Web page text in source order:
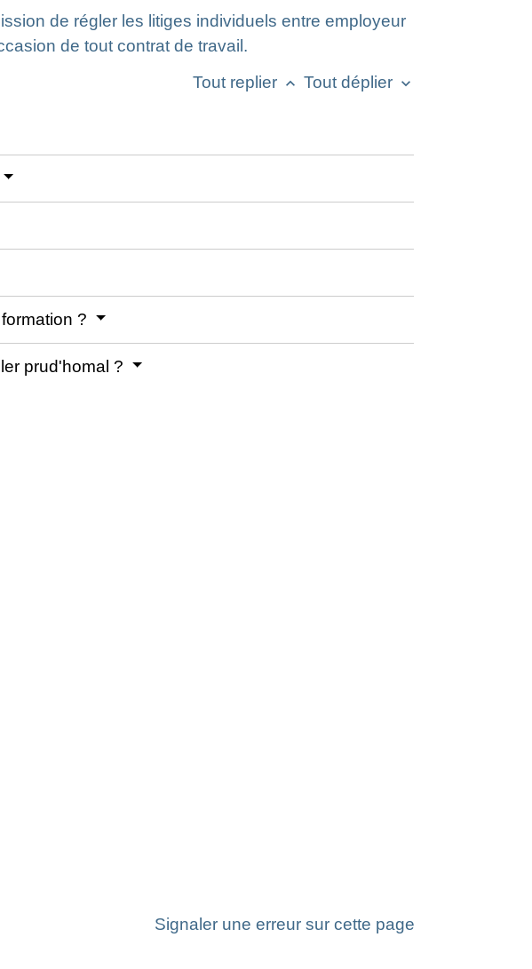
de régler les litiges individuels entre employeur
de tout contrat de travail.
Tout replier keyboard_arrow_up Tout déplier keyboard_arrow_down
?
prud'homal ?
Signaler une erreur sur cette page